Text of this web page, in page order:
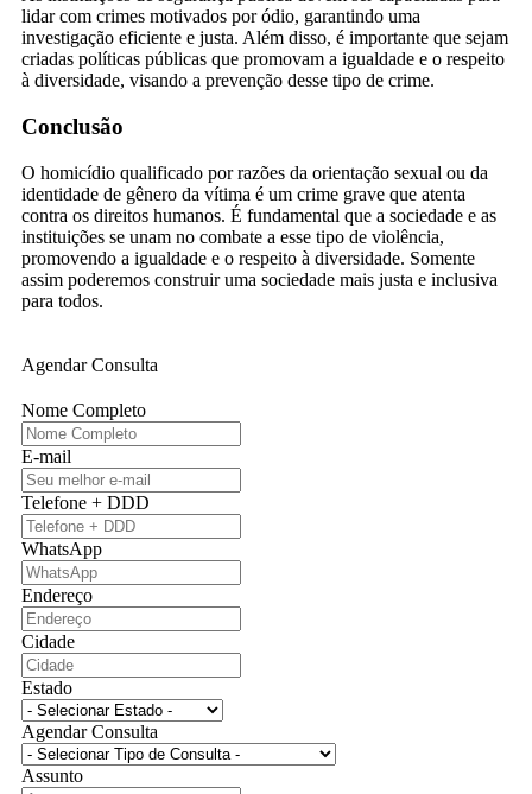
lidar com crimes motivados por ódio, garantindo uma
investigação eficiente e justa. Além disso, é importante que sejam
criadas políticas públicas que promovam a igualdade e o respeito
à diversidade, visando a prevenção desse tipo de crime.
Conclusão
O homicídio qualificado por razões da orientação sexual ou da
identidade de gênero da vítima é um crime grave que atenta
contra os direitos humanos. É fundamental que a sociedade e as
instituições se unam no combate a esse tipo de violência,
promovendo a igualdade e o respeito à diversidade. Somente
assim poderemos construir uma sociedade mais justa e inclusiva
para todos.
Agendar Consulta
Nome Completo
E-mail
Telefone + DDD
WhatsApp
Endereço
Cidade
Estado
Agendar Consulta
Assunto